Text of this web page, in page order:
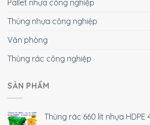
Pallet nhựa công nghiệp
Thùng nhựa công nghiệp
Văn phòng
Thùng rác công nghiệp
SẢN PHẨM
Thùng rác 660 lít nhựa HDPE